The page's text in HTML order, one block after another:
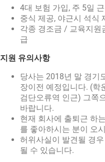
4대 보험 가입, 주 5일
중식 제공, 야근시 석식
각종 경조금 / 교육지원
급
지원 유의사항
당사는 2018년 말 경기
장이전 예정입니다. (학
검단오류역 인근) 그쪽
바랍니다.
현재 회사에 출퇴근 하
를 좋아하시는 분이 오
허위사실이 발견될 경
될 수 있습니다.